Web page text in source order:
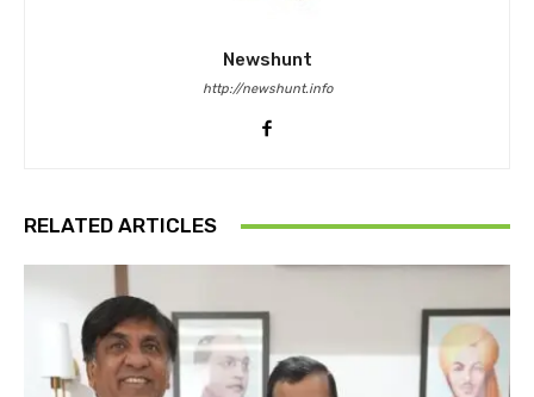
Newshunt
http://newshunt.info
RELATED ARTICLES